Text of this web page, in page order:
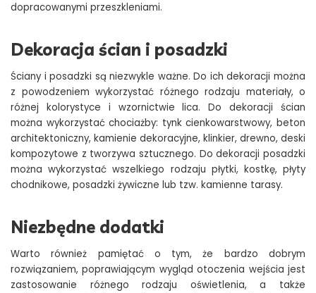
dopracowanymi przeszkleniami.
Dekoracja ścian i posadzki
Ściany i posadzki są niezwykle ważne. Do ich dekoracji można
z powodzeniem wykorzystać różnego rodzaju materiały, o
różnej kolorystyce i wzornictwie lica. Do dekoracji ścian
można wykorzystać chociażby: tynk cienkowarstwowy, beton
architektoniczny, kamienie dekoracyjne, klinkier, drewno, deski
kompozytowe z tworzywa sztucznego. Do dekoracji posadzki
można wykorzystać wszelkiego rodzaju płytki, kostkę, płyty
chodnikowe, posadzki żywiczne lub tzw. kamienne tarasy.
Niezbędne dodatki
Warto również pamiętać o tym, że bardzo dobrym
rozwiązaniem, poprawiającym wygląd otoczenia wejścia jest
zastosowanie różnego rodzaju oświetlenia, a także